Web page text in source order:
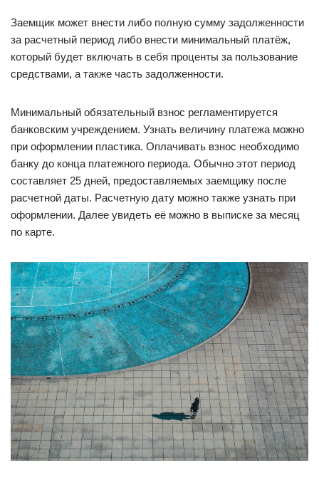
Заемщик может внести либо полную сумму задолженности
за расчетный период либо внести минимальный платёж,
который будет включать в себя проценты за пользование
средствами, а также часть задолженности.
Минимальный обязательный взнос регламентируется
банковским учреждением. Узнать величину платежа можно
при оформлении пластика. Оплачивать взнос необходимо
банку до конца платежного периода. Обычно этот период
составляет 25 дней, предоставляемых заемщику после
расчетной даты. Расчетную дату можно также узнать при
оформлении. Далее увидеть её можно в выписке за месяц
по карте.